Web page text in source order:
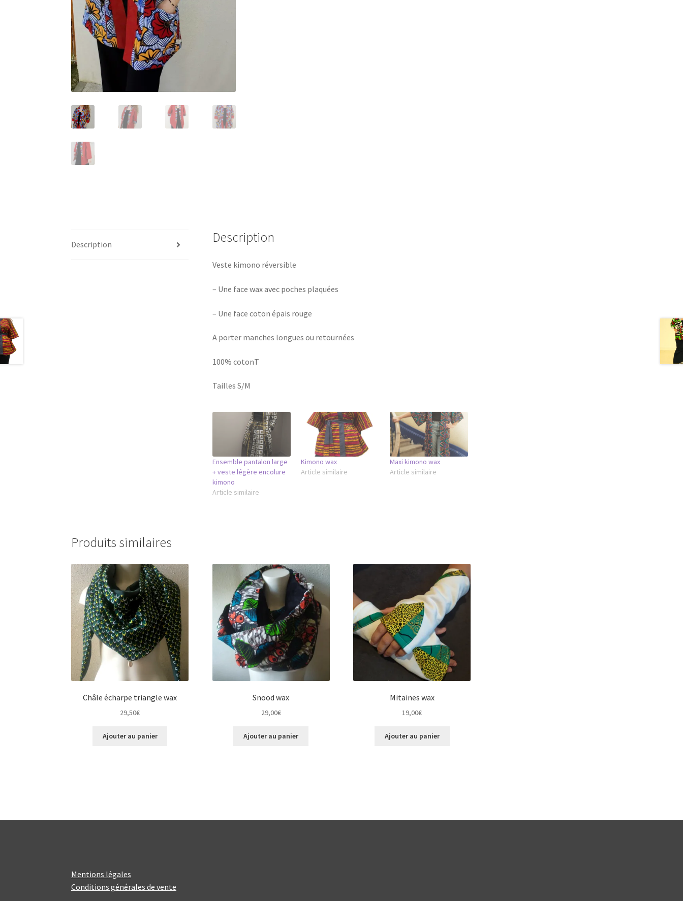
Description Description
Veste kimono réversible
– Une face wax avec poches plaquées
– Une face coton épais rouge
A porter manches longues ou retournées
100% cotonT
Tailles S/M
Ensemble pantalon large
+ veste légère encolure
kimono
Article similaire
Kimono wax
Article similaire
Maxi kimono wax
Article similaire
Produits similaires
Châle écharpe triangle wax
29,50€
Ajouter au panier
Snood wax
29,00€
Ajouter au panier
Mitaines wax
19,00€
Ajouter au panier
Mentions légales
Conditions générales de vente